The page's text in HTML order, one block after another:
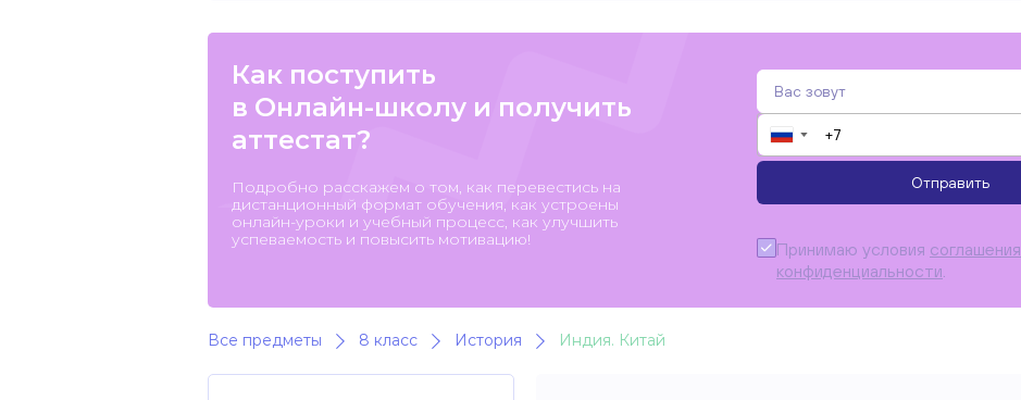
Как поступить
в Онлайн-школу и получить
аттестат?
Подробно расскажем о том, как перевестись на
дистанционный формат обучения, как устроены
онлайн-уроки и учебный процесс, как улучшить
успеваемость и повысить мотивацию!
▼
Отправить
Принимаю условия соглашения
конфиденциальности
Все предметы 8 класс История Индия. Китай